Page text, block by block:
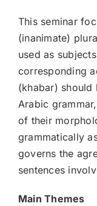
This seminar
(inanimate)
used as
corresponding
(khabar) should
Arabic
of their
grammatically
governs the
sentences
Main Themes